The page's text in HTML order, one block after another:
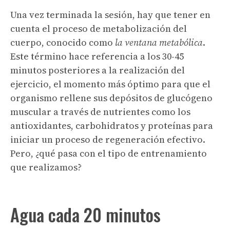
Una vez terminada la sesión, hay que tener en
cuenta el proceso de metabolización del
cuerpo, conocido como la ventana metabólica.
Este término hace referencia a los 30-45
minutos posteriores a la realización del
ejercicio, el momento más óptimo para que el
organismo rellene sus depósitos de glucógeno
muscular a través de nutrientes como los
antioxidantes, carbohidratos y proteínas para
iniciar un proceso de regeneración efectivo.
Pero, ¿qué pasa con el tipo de entrenamiento
que realizamos?
Agua cada 20 minutos